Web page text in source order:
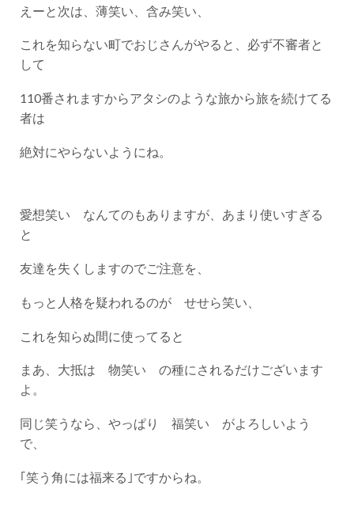
えーと次は、薄笑い、含み笑い、
これを知らない町でおじさんがやると、必ず不審者と
して
110番されますからアタシのような旅から旅を続けてる
者は
絶対にやらないようにね。
愛想笑い なんてのもありますが、あまり使いすぎる
と
友達を失くしますのでご注意を、
もっと人格を疑われるのが せせら笑い、
これを知らぬ間に使ってると
まあ、大抵は 物笑い の種にされるだけございます
よ。
同じ笑うなら、やっぱり 福笑い がよろしいよう
で、
｢笑う角には福来る｣ですからね。